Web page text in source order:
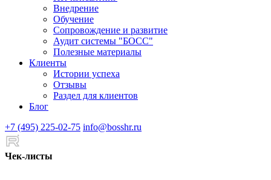
Внедрение
Обучение
Сопровождение и развитие
Аудит системы "БОСС"
Полезные материалы
Клиенты
Истории успеха
Отзывы
Раздел для клиентов
Блог
+7 (495) 225-02-75 info@bosshr.ru
Чек-листы